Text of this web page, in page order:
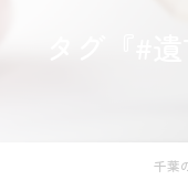
タグ『#
千葉